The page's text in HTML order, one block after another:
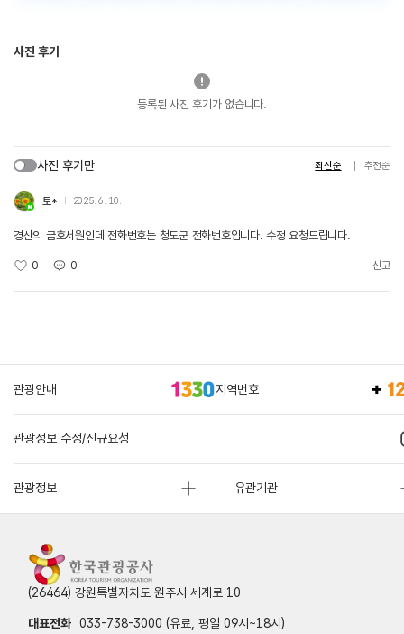
사진 후기
등록된 사진 후기가 없습니다.
사진 후기만 최신순 추천순
토* 2025. 6. 10.
경산의 금호서원인데 전화번호는 청도군 전화번호입니다. 수정 요청드립니다.
0 0 신고
관광안내 지역번호
관광정보 수정/신규요청
관광정보 유관기관
(26464) 강원특별자치도 원주시 세계로 10
대표전화 033-738-3000 (유료, 평일 09시~18시)